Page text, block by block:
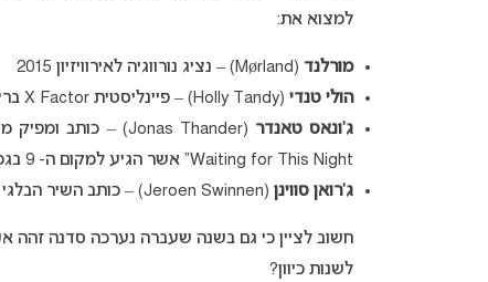
למצוא את:
מורלנד (Mørland) – נציג נורווגיה לאירוויזיון 2015
הולי טנדי (Holly Tandy) – פיינליסטית X Factor בריטניה ומתמודדת בקדם אירוויזיון הבריטי בשנה שעברה
ג’ונאס טאנדר
Waiting for This Night” אשר הגיע למקום ה- 9 בגמר. כתב בעבר גם ל
ג’רואן סווינן (Jeroen Swinnen) – כותב השיר הבלגי לשנת 2010 “Me and My Guitar” אשר הגיע למקום ה- 6 בגמר.
לשנות כיוון?